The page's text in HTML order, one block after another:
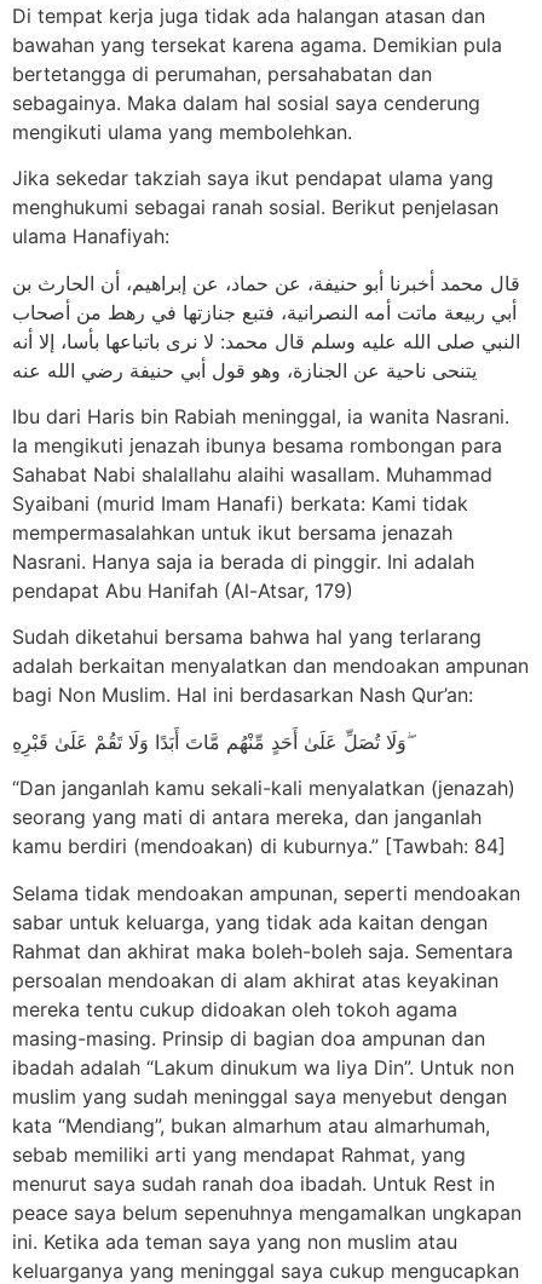
Di tempat kerja juga tidak ada halangan atasan dan
bawahan yang tersekat karena agama. Demikian pula
bertetangga di perumahan, persahabatan dan
sebagainya. Maka dalam hal sosial saya cenderung
mengikuti ulama yang membolehkan.
Jika sekedar takziah saya ikut pendapat ulama yang
menghukumi sebagai ranah sosial. Berikut penjelasan
ulama Hanafiyah:
ﻗﺎﻝ ﻣﺤﻤﺪ ﺃﺧﺒﺮﻧﺎ ﺃﺑﻮ ﺣﻨﻴﻔﺔ، ﻋﻦ ﺣﻤﺎﺩ، ﻋﻦ ﺇﺑﺮاﻫﻴﻢ، ﺃﻥ اﻟﺤﺎﺭﺙ ﺑﻦ
ﺃﺑﻲ ﺭﺑﻴﻌﺔ ﻣﺎﺗﺖ ﺃﻣﻪ اﻟﻨﺼﺮاﻧﻴﺔ، ﻓﺘﺒﻊ ﺟﻨﺎﺯﺗﻬﺎ ﻓﻲ ﺭﻫﻂ ﻣﻦ ﺃﺻﺤﺎﺏ
اﻟﻨﺒﻲ ﺻﻠﻰ اﻟﻠﻪ ﻋﻠﻴﻪ ﻭﺳﻠﻢ ﻗﺎﻝ ﻣﺤﻤﺪ: ﻻ ﻧﺮﻯ ﺑﺎﺗﺒﺎﻋﻬﺎ ﺑﺄﺳﺎ، ﺇﻻ ﺃﻧﻪ
ﻳﺘﻨﺤﻰ ﻧﺎﺣﻴﺔ ﻋﻦ اﻟﺠﻨﺎﺯﺓ، ﻭﻫﻮ ﻗﻮﻝ ﺃﺑﻲ ﺣﻨﻴﻔﺔ ﺭﺿﻲ اﻟﻠﻪ ﻋﻨﻪ
Ibu dari Haris bin Rabiah meninggal, ia wanita Nasrani.
Ia mengikuti jenazah ibunya besama rombongan para
Sahabat Nabi shalallahu alaihi wasallam. Muhammad
Syaibani (murid Imam Hanafi) berkata: Kami tidak
mempermasalahkan untuk ikut bersama jenazah
Nasrani. Hanya saja ia berada di pinggir. Ini adalah
pendapat Abu Hanifah (Al-Atsar, 179)
Sudah diketahui bersama bahwa hal yang terlarang
adalah berkaitan menyalatkan dan mendoakan ampunan
bagi Non Muslim. Hal ini berdasarkan Nash Qur’an:
وَلَا تُصَلِّ عَلَىٰ أَحَدٍ مِّنْهُم مَّاتَ أَبَدًا وَلَا تَقُمْ عَلَىٰ قَبْرِهِ ۖ
“Dan janganlah kamu sekali-kali menyalatkan (jenazah)
seorang yang mati di antara mereka, dan janganlah
kamu berdiri (mendoakan) di kuburnya.” [Tawbah: 84]
Selama tidak mendoakan ampunan, seperti mendoakan
sabar untuk keluarga, yang tidak ada kaitan dengan
Rahmat dan akhirat maka boleh-boleh saja. Sementara
persoalan mendoakan di alam akhirat atas keyakinan
mereka tentu cukup didoakan oleh tokoh agama
masing-masing. Prinsip di bagian doa ampunan dan
ibadah adalah “Lakum dinukum wa liya Din”. Untuk non
muslim yang sudah meninggal saya menyebut dengan
kata “Mendiang”, bukan almarhum atau almarhumah,
sebab memiliki arti yang mendapat Rahmat, yang
menurut saya sudah ranah doa ibadah. Untuk Rest in
peace saya belum sepenuhnya mengamalkan ungkapan
ini. Ketika ada teman saya yang non muslim atau
keluarganya yang meninggal saya cukup mengucapkan